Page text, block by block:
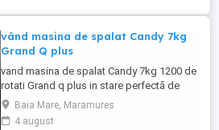
vând masina de spalat Candy 7kg
Grand Q plus
vand masina de spalat Candy 7kg 1200 de
rotati Grand q plus in stare perfectă de
funcționare. se probează la fața locului
pret fix
Baia Mare, Maramures
4 august